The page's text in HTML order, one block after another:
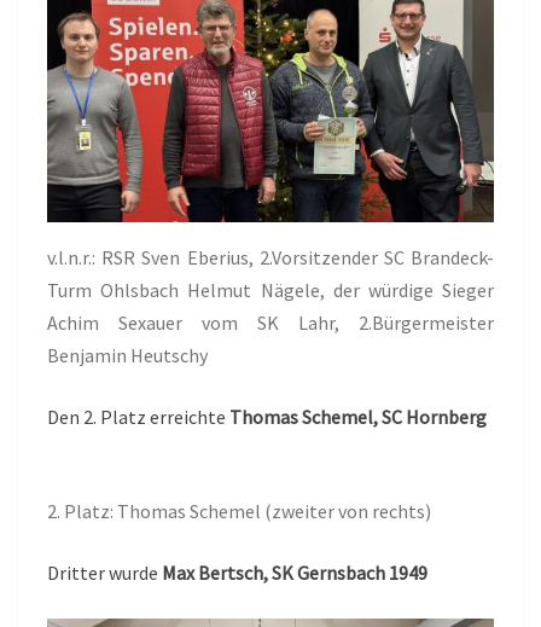
v.l.n.r.: RSR Sven Eberius, 2.Vorsitzender SC Brandeck-
Turm Ohlsbach Helmut Nägele, der würdige Sieger
Achim Sexauer vom SK Lahr, 2.Bürgermeister
Benjamin Heutschy
Den 2. Platz erreichte Thomas Schemel, SC Hornberg
2. Platz: Thomas Schemel (zweiter von rechts)
Dritter wurde Max Bertsch, SK Gernsbach 1949